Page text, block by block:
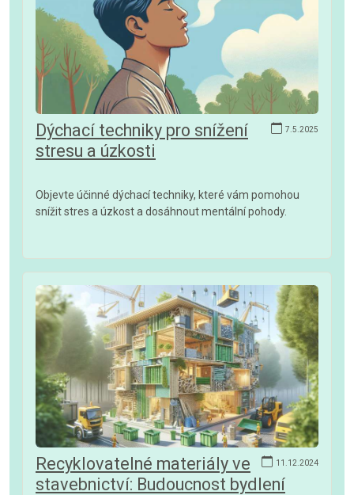
7.5.2025
Dýchací techniky pro snížení
stresu a úzkosti
Objevte účinné dýchací techniky, které vám pomohou
snížit stres a úzkost a dosáhnout mentální pohody.
11.12.2024
Recyklovatelné materiály ve
stavebnictví: Budoucnost bydlení